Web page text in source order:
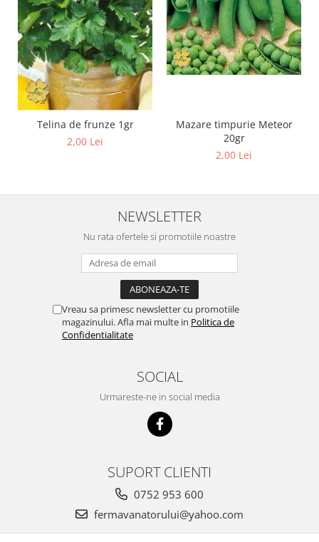
Telina de frunze 1gr
2,00 Lei
Mazare timpurie Meteor
20gr
2,00 Lei
NEWSLETTER
Nu rata ofertele si promotiile noastre
Vreau sa primesc newsletter cu promotiile
magazinului. Afla mai multe in Politica de
Confidentialitate
SOCIAL
Urmareste-ne in social media
SUPORT CLIENTI
0752 953 600
fermavanatorului@yahoo.com